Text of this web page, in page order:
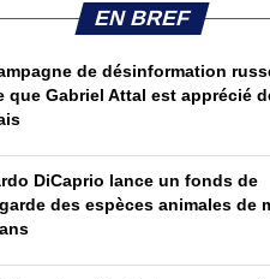
EN BREF
de désinformation
que Gabriel Attal est apprécié
DiCaprio lance un fonds de
des espèces animales de